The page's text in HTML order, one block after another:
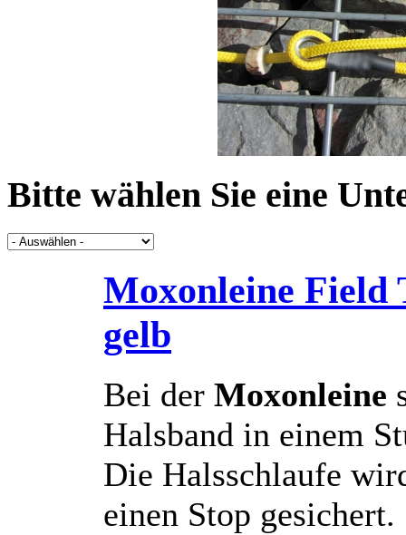
Bitte wählen Sie eine
Moxonleine Field
gelb
Bei der Moxonleine
Halsband in einem
Die Halsschlaufe
einen Stop gesichert.